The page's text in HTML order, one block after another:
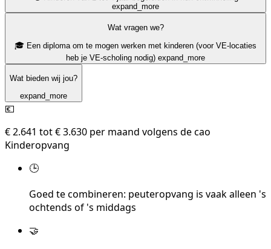
expand_more
Wat vragen we?
🎓 Een diploma om te mogen werken met kinderen (voor VE-locaties
heb je VE-scholing nodig) expand_more
Wat bieden wij jou?
expand_more
💶
€ 2.641 tot € 3.630 per maand volgens de cao
Kinderopvang
🕒
Goed te combineren: peuteropvang is vaak alleen 's
ochtends of 's middags
🤝